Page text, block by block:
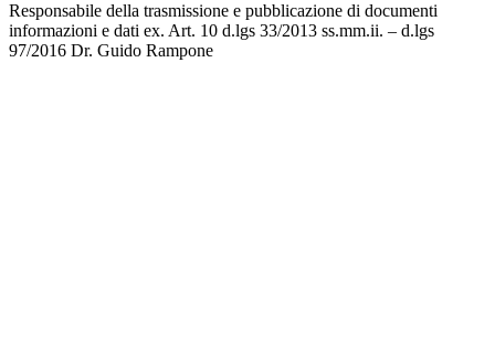
Responsabile della trasmissione e pubblicazione di documenti
informazioni e dati ex. Art. 10 d.lgs 33/2013 ss.mm.ii. – d.lgs
97/2016 Dr. Guido Rampone